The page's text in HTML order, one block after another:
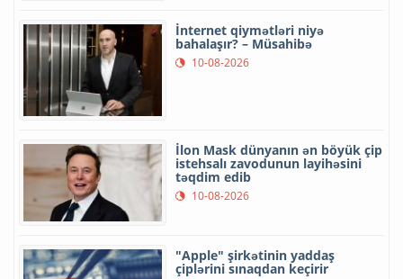
İnternet qiymətləri niyə
bahalaşır? – Müsahibə
10-08-2026
İlon Mask dünyanın ən böyük çip
istehsalı zavodunun layihəsini
təqdim edib
10-08-2026
"Apple" şirkətinin yaddaş
çiplərini sınaqdan keçirir